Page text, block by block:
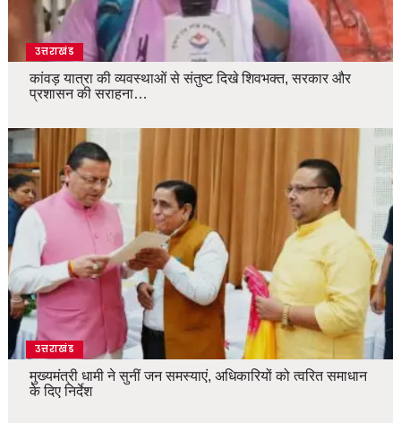
उत्तराखंड
कांवड़ यात्रा की व्यवस्थाओं से संतुष्ट दिखे शिवभक्त, सरकार और
प्रशासन की सराहना…
उत्तराखंड
मुख्यमंत्री धामी ने सुनीं जन समस्याएं, अधिकारियों को त्वरित समाधान
के दिए निर्देश